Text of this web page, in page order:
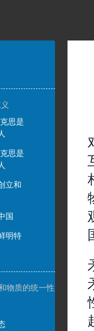
思是
思是
立和
国
明特
物质的统一性